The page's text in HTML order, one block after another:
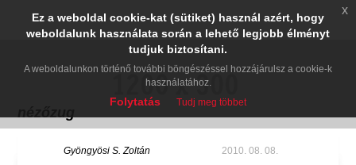
Gyöngyösi S. Zoltán 2010. 08. 08.
Ez a weboldal cookie-kat (sütiket) használ azért, hogy
weboldalunk használata során a lehető legjobb élményt
tudjuk biztosítani.
A weboldalunkon történő további böngészéssel hozzájárulsz a cookie-k
használatához.
Folytatás Tudj meg többet
x